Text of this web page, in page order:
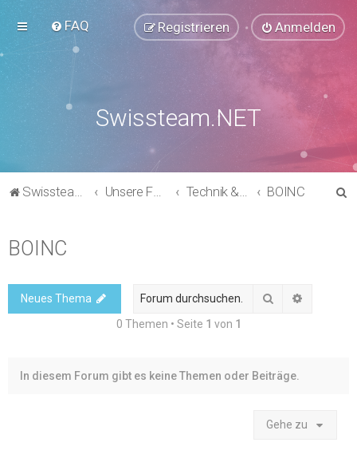
FAQ Anmelden
Registrieren
Swissteam.NET
Swissteam.NET Unsere Foren Technik & Support BOINC
BOINC
Neues Thema Suche
0 Themen • Seite 1 von 1
In diesem Forum gibt es keine Themen oder Beiträge.
Gehe zu